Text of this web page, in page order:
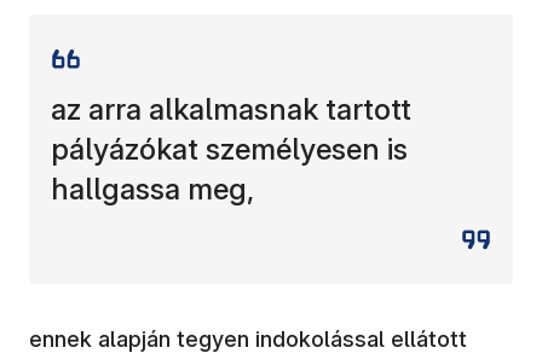
az arra alkalmasnak tartott
pályázókat személyesen is
hallgassa meg,
ennek alapján tegyen indokolással ellátott